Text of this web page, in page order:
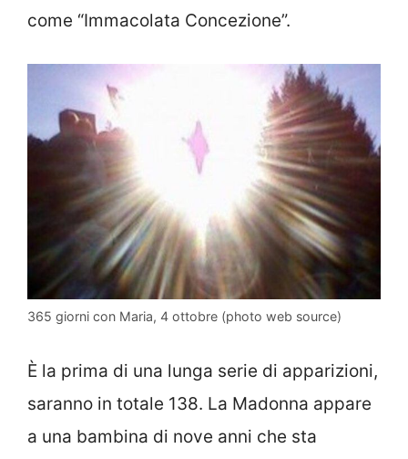
come “Immacolata Concezione”.
365 giorni con Maria, 4 ottobre (photo web source)
È la prima di una lunga serie di apparizioni,
saranno in totale 138. La Madonna appare
a una bambina di nove anni che sta